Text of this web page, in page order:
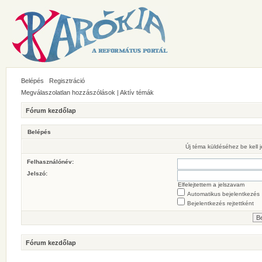
Belépés Regisztráció
Megválaszolatlan hozzászólások | Aktív témák
Fórum kezdőlap
Belépés
Új téma küldéséhez be kell
Felhasználónév:
Jelszó:
Elfelejtettem a jelszavam
Automatikus bejelentkezés
Bejelentkezés rejtettként
Fórum kezdőlap